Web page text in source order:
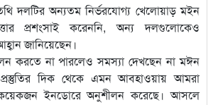
দলটির অন্যতম নির্ভরযোগ্য খেলোয়াড় মইন
প্রশংসাই করেননি, অন্য দলগুলোকেও
জানিয়েছেন।
করতে না পারলেও সমস্যা দেখছেন না মঈন
দিক থেকে এমন আবহাওয়ায় আমরা
ইনডোরে অনুশীলন করেছে। আসলে